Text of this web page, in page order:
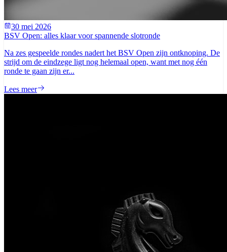
30 mei 2026
BSV Open: alles klaar voor spannende slotronde
Na zes gespeelde rondes nadert het BSV Open zijn ontknoping. De
strijd om de eindzege ligt nog helemaal open, want met nog één
ronde te gaan zijn er...
Lees meer